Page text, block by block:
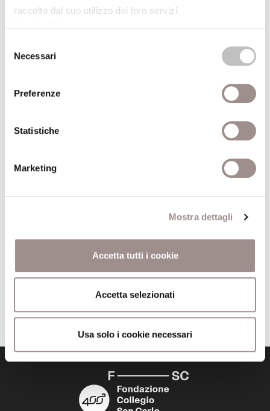
raccolto dal suo utilizzo dei loro servizi.
delNecessari
Preferenze
Statistiche
Marketing
Mostra dettagli
Accetta tutti i cookie
Accetta selezionati
Usa solo i cookie necessari
matematico all’uomo.
Mariel Mazzocco
Anno recensione
Comune
Milano
Bompiani
Trova il volume alla Biblioteca San Carlo